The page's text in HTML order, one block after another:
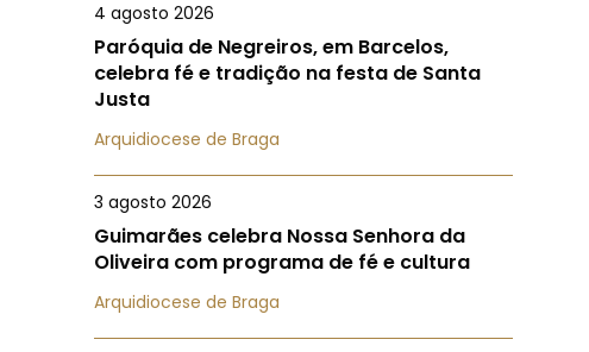
4 agosto 2026
Paróquia de Negreiros, em Barcelos,
celebra fé e tradição na festa de Santa
Justa
Arquidiocese de Braga
3 agosto 2026
Guimarães celebra Nossa Senhora da
Oliveira com programa de fé e cultura
Arquidiocese de Braga